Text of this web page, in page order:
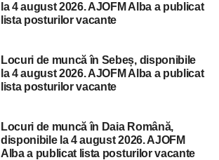
la 4 august 2026. AJOFM Alba a publicat
lista posturilor vacante
Locuri de muncă în Sebeș, disponibile
la 4 august 2026. AJOFM Alba a publicat
lista posturilor vacante
Locuri de muncă în Daia Română,
disponibile la 4 august 2026. AJOFM
Alba a publicat lista posturilor vacante